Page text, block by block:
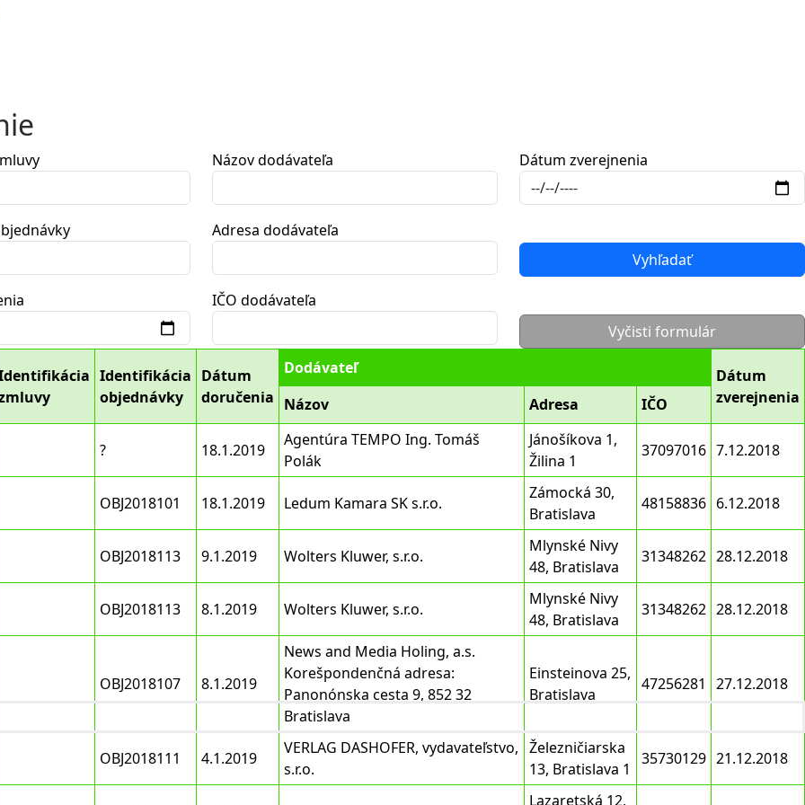
Názov dodávateľa
Adresa dodávateľa
IČO dodávateľa
Dátum zverejnenia
Vyhľadať
Vyčisti formulár
Identifikácia
objednávky
Dátum
doručenia
Dodávateľ
Dátum
zverejnenia
Názov Adresa IČO
? 18.1.2019
Agentúra TEMPO Ing. Tomáš
Polák
Jánošíkova 1,
Žilina 1
37097016 7.12.2018
OBJ2018101 18.1.2019 Ledum Kamara SK s.r.o.
Zámocká 30,
Bratislava
48158836 6.12.2018
OBJ2018113 9.1.2019 Wolters Kluwer, s.r.o.
Mlynské Nivy
48, Bratislava
31348262 28.12.2018
OBJ2018113 8.1.2019 Wolters Kluwer, s.r.o.
Mlynské Nivy
48, Bratislava
31348262 28.12.2018
OBJ2018107 8.1.2019
News and Media Holing, a.s.
Korešpondenčná adresa:
Panonónska cesta 9, 852 32
Bratislava
Einsteinova 25,
Bratislava
47256281 27.12.2018
OBJ2018111 4.1.2019
VERLAG DASHOFER, vydavateľstvo,
s.r.o.
Železničiarska
13, Bratislava 1
35730129 21.12.2018
Lazaretská 12,